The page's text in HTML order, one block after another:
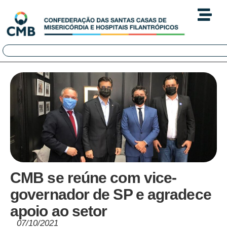
CMB se reúne com vice-
governador de SP e agradece
apoio ao setor
07/10/2021